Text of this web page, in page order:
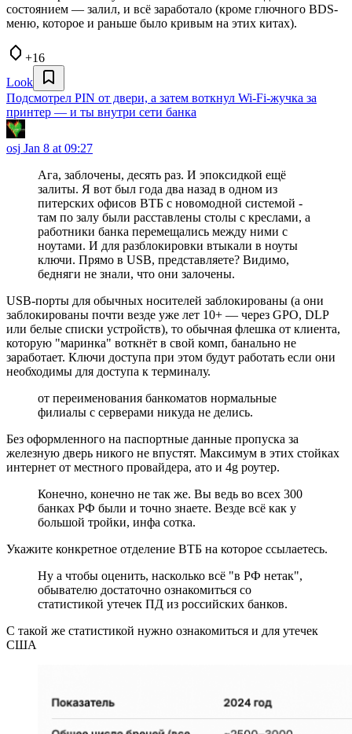
состоянием — залил, и всё заработало (кроме глючного BDS-
меню, которое и раньше было кривым на этих китах).
+16
Look
Подсмотрел PIN от двери, а затем воткнул Wi-Fi-жучка за
принтер — и ты внутри сети банка
osj Jan 8 at 09:27
Ага, заблочены, десять раз. И эпоксидкой ещё
залиты. Я вот был года два назад в одном из
питерских офисов ВТБ с новомодной системой -
там по залу были расставлены столы с креслами, а
работники банка перемещались между ними с
ноутами. И для разблокировки втыкали в ноуты
ключи. Прямо в USB, представляете? Видимо,
бедняги не знали, что они залочены.
USB-порты для обычных носителей заблокированы (а они
заблокированы почти везде уже лет 10+ — через GPO, DLP
или белые списки устройств), то обычная флешка от клиента,
которую "маринка" воткнёт в свой комп, банально не
заработает. Ключи доступа при этом будут работать если они
необходимы для доступа к терминалу.
от переименования банкоматов нормальные
филиалы с серверами никуда не делись.
Без оформленного на паспортные данные пропуска за
железную дверь никого не впустят. Максимум в этих стойках
интернет от местного провайдера, ато и 4g роутер.
Конечно, конечно не так же. Вы ведь во всех 300
банках РФ были и точно знаете. Везде всё как у
большой тройки, инфа сотка.
Укажите конкретное отделение ВТБ на которое ссылаетесь.
Ну а чтобы оценить, насколько всё "в РФ нетак",
обывателю достаточно ознакомиться со
статистикой утечек ПД из российских банков.
С такой же статистикой нужно ознакомиться и для утечек
США